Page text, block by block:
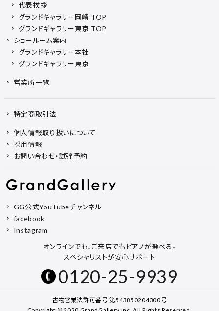
代表挨拶
グランドギャラリー岡崎 TOP
グランドギャラリー東京 TOP
ショールーム案内
グランドギャラリー本社
グランドギャラリー東京
営業所一覧
特定商取引法
個人情報取り扱いについて
採用情報
お問い合わせ・試弾予約
GG公式YouTubeチャンネル
facebook
Instagram
オンラインでも、ご来店でもピアノが選べる。
スペシャリストが安心サポート
0120-25-9939
古物営業法許可番号 第543850204300号